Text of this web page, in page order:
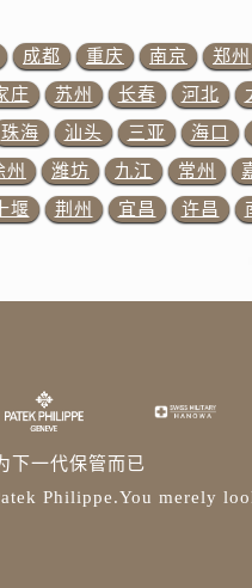
东街百达翡丽售后服务中心
雄中路百达翡丽售后服务中
泽街道解放路15号亨得利
号天津国际金融中心26层
民路百达翡丽售后服务中心
河路百达翡丽售后服务中心
国庆中路百达翡丽售后服务
山西路百达翡丽售后服务中
湖南西路百达翡丽售后服务
成都 重庆 南京 郑州
庄 苏州 长春 河北
珠海 汕头 三亚 海口
州 潍坊 九江 常州
堰 荆州 宜昌 许昌
下一代保管而已
Philippe.You merely